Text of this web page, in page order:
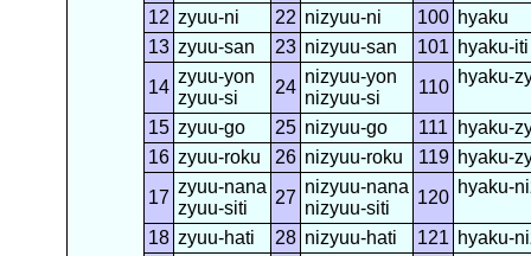
12 zyuu-ni 22 nizyuu-ni 100 hyaku
13 zyuu-san 23 nizyuu-san 101 hyaku-iti
14
zyuu-yon
zyuu-si
24
nizyuu-yon
nizyuu-si
110
hyaku-
15 zyuu-go 25 nizyuu-go 111
hyaku-
16 zyuu-roku 26 nizyuu-roku 119 hyaku-
17
zyuu-nana
zyuu-siti
27
nizyuu-nana
nizyuu-siti
120
hyaku-
18 zyuu-hati 28 nizyuu-hati 121 hyaku-